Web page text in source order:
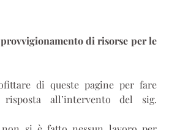
di risorse per le
di queste pagine per fare
risposta all’intervento del sig.